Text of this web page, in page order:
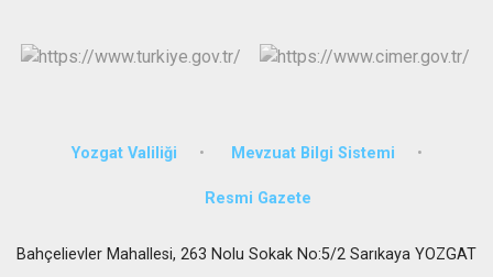
Yozgat Valiliği Mevzuat Bilgi Sistemi
Resmi Gazete
Bahçelievler Mahallesi, 263 Nolu Sokak No:5/2 Sarıkaya YOZGAT